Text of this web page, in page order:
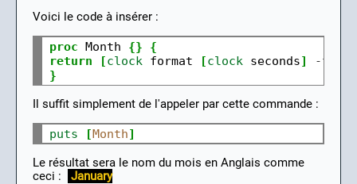
Voici le code à insérer :
proc Month {}
{
return
[clock format [clock seconds] -
}
Il suffit simplement de l'appeler par cette commande :
puts [Month]
Le résultat sera le nom du mois en Anglais comme
ceci :
January